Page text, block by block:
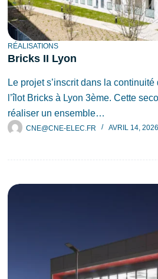
RÉALISATIONS
Bricks II Lyon
Le projet s’inscrit dans la
l’îlot Bricks à Lyon 3ème. Cette
réaliser un ensemble…
CNE@CNE-ELEC.FR AVRIL 14, 2026